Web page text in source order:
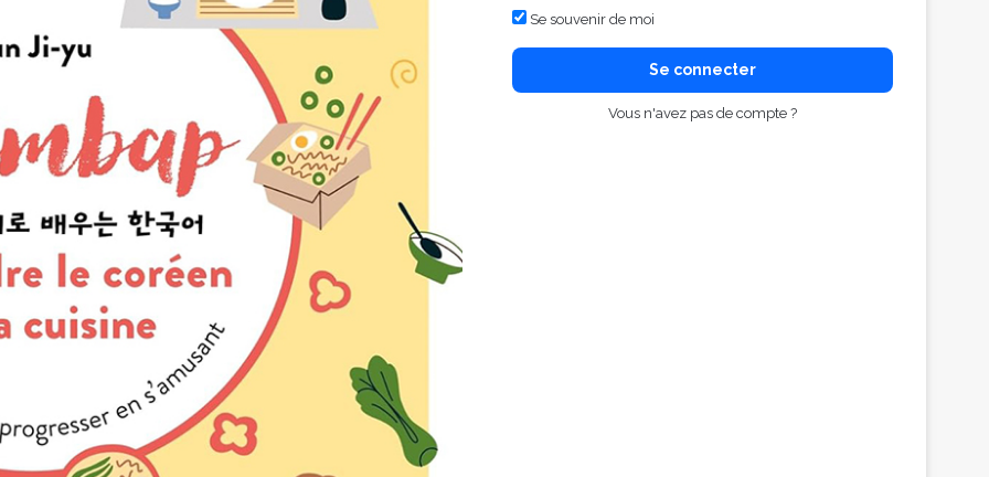
Se souvenir de moi
Se connecter
Vous n'avez pas de compte ?